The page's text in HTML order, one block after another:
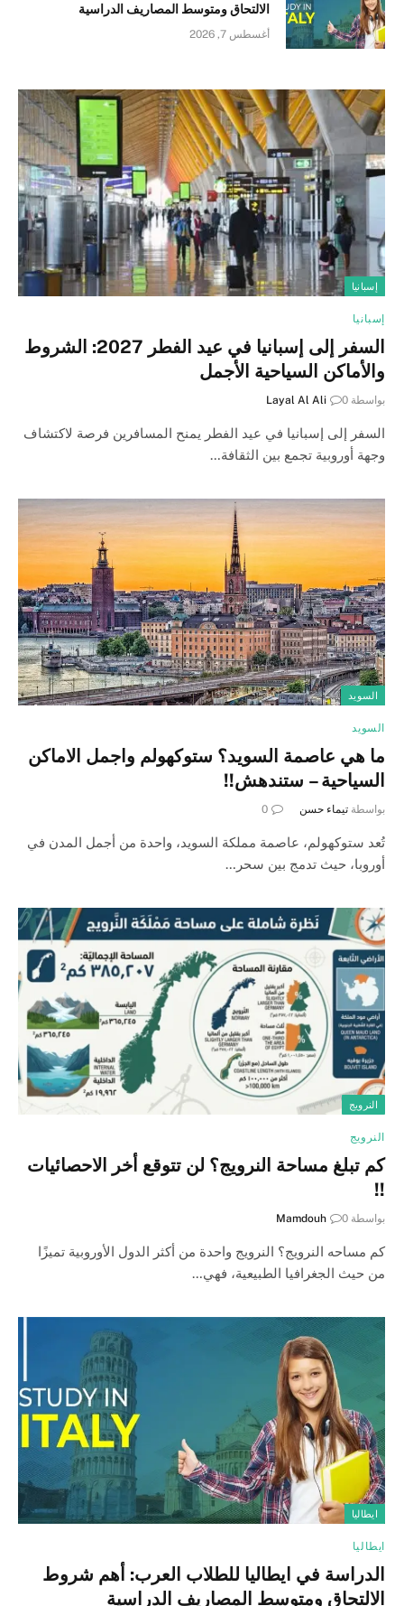
الالتحاق ومتوسط المصاريف الدراسية
أغسطس 7, 2026
إسبانيا
إسبانيا
السفر إلى إسبانيا في عيد الفطر 2027: الشروط
والأماكن السياحية الأجمل
بواسطة Layal Al Ali 0
السفر إلى إسبانيا في عيد الفطر يمنح المسافرين فرصة لاكتشاف
وجهة أوروبية تجمع بين الثقافة…
السويد
السويد
ما هي عاصمة السويد؟ ستوكهولم واجمل الاماكن
السياحية – ستندهش!!
بواسطة تيماء حسن 0
تُعد ستوكهولم، عاصمة مملكة السويد، واحدة من أجمل المدن في
أوروبا، حيث تدمج بين سحر…
النرويج
النرويج
كم تبلغ مساحة النرويج؟ لن تتوقع أخر الاحصائيات
!!
بواسطة Mamdouh 0
كم مساحه النرويج؟ النرويج واحدة من أكثر الدول الأوروبية تميزًا
من حيث الجغرافيا الطبيعية، فهي…
ايطاليا
ايطاليا
الدراسة في ايطاليا للطلاب العرب: أهم شروط
الالتحاق ومتوسط المصاريف الدراسية